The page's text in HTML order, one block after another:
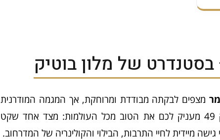
של מלון בוטיק
מצפים לבקתה מבודדת ומרוחקת, אך המגמה המודרנית
מובילה דווקא אל לב המושבות. מלון בוטיק 49 מעניק לכם את הטוב מכל העולמות: מצד אחד שקט
מיידית לחיי התרבות, הבילוי והקולינריה של המדרחוב.